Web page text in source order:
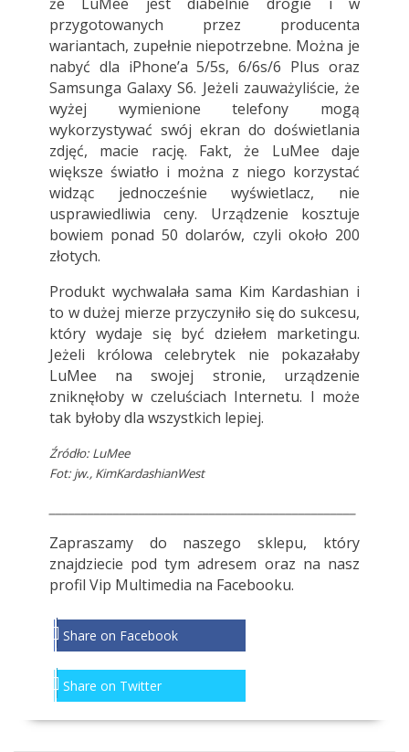
przygotowanych przez producenta
wariantach, zupełnie niepotrzebne. Można je
nabyć dla iPhone’a 5/5s, 6/6s/6 Plus oraz
Samsunga Galaxy S6. Jeżeli zauważyliście, że
wyżej wymienione telefony mogą
wykorzystywać swój ekran do doświetlania
zdjęć, macie rację. Fakt, że LuMee daje
większe światło i można z niego korzystać
widząc jednocześnie wyświetlacz, nie
usprawiedliwia ceny. Urządzenie kosztuje
bowiem ponad 50 dolarów, czyli około 200
złotych.
Produkt wychwalała sama Kim Kardashian i
to w dużej mierze przyczyniło się do sukcesu,
który wydaje się być dziełem marketingu.
Jeżeli królowa celebrytek nie pokazałaby
LuMee na swojej stronie, urządzenie
zniknęłoby w czeluściach Internetu. I może
tak byłoby dla wszystkich lepiej.
Źródło: LuMee
Fot: jw., KimKardashianWest
Zapraszamy do naszego sklepu, który
znajdziecie podtym adresem oraz na nasz
profil Vip Multimedia na Facebooku.
Share on Facebook
Share on Twitter